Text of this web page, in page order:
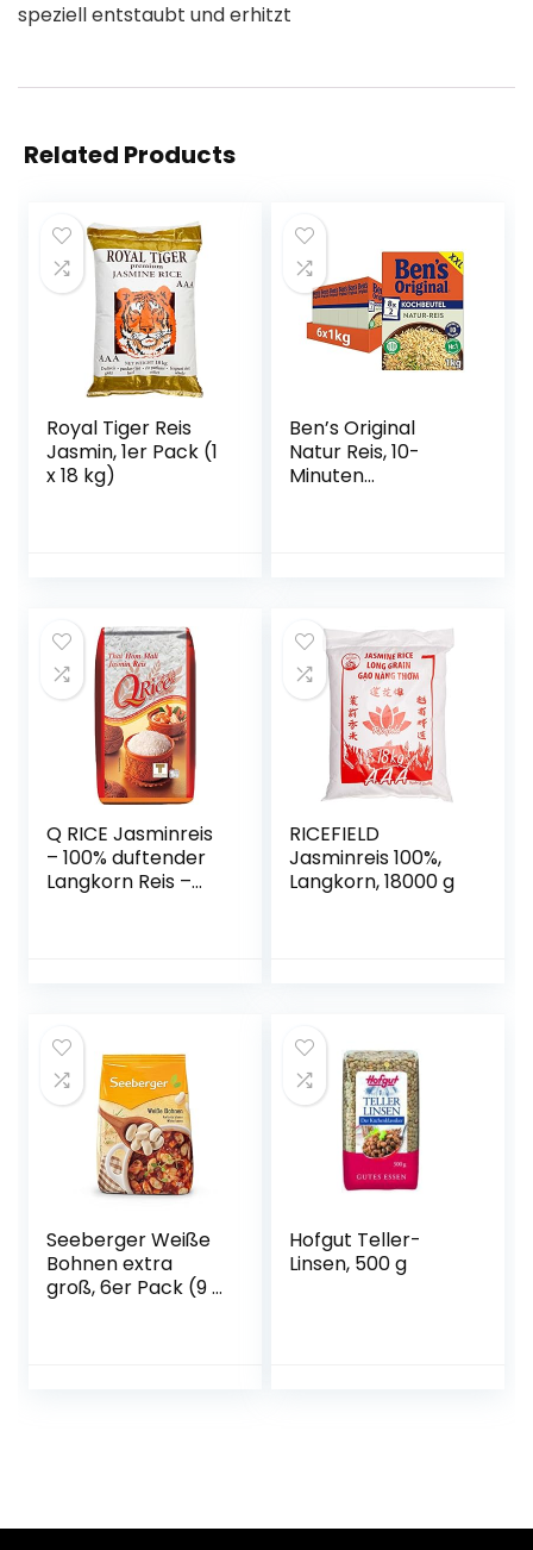
speziell entstaubt und erhitzt
Related Products
Royal Tiger Reis
Jasmin, 1er Pack (1
x 18 kg)
Ben’s Original
Natur Reis, 10-
Minuten
Q RICE Jasminreis
– 100% duftender
Langkorn Reis –
RICEFIELD
Jasminreis 100%,
Langkorn, 18000 g
Seeberger Weiße
Bohnen extra
groß, 6er Pack (9 x
Hofgut Teller-
Linsen, 500 g